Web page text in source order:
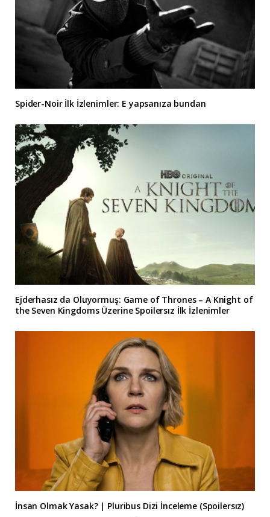
Spider-Noir İlk İzlenimler: E yapsanıza bundan
Ejderhasız da Oluyormuş: Game of Thrones – A Knight of
the Seven Kingdoms Üzerine Spoilersız İlk İzlenimler
İnsan Olmak Yasak? | Pluribus Dizi İnceleme (Spoilersız)